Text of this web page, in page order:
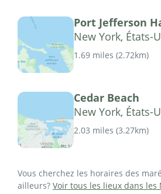
Port Jefferson
New York, États-
1.69 miles (2.72km)
Cedar Beach
New York, États-
2.03 miles (3.27km)
Vous cherchez les horaires des
ailleurs? Voir tous les lieux dans les